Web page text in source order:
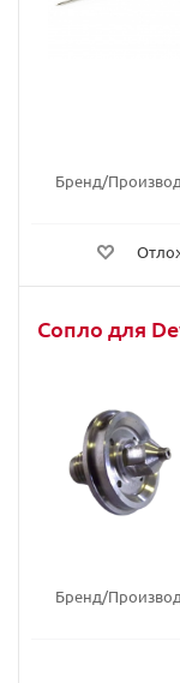
Бренд/
Сопло для
Бренд/